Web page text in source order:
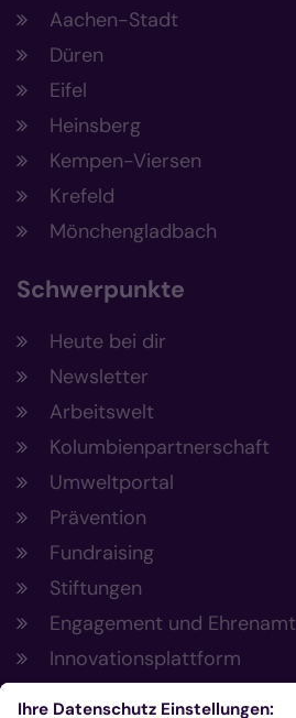
Aachen-Stadt
Düren
Eifel
Heinsberg
Kempen-Viersen
Krefeld
Mönchengladbach
Schwerpunkte
Heute bei dir
Newsletter
Arbeitswelt
Kolumbienpartnerschaft
Umweltportal
Prävention
Fundraising
Stiftungen
Engagement und Ehrenamt
Innovationsplattform